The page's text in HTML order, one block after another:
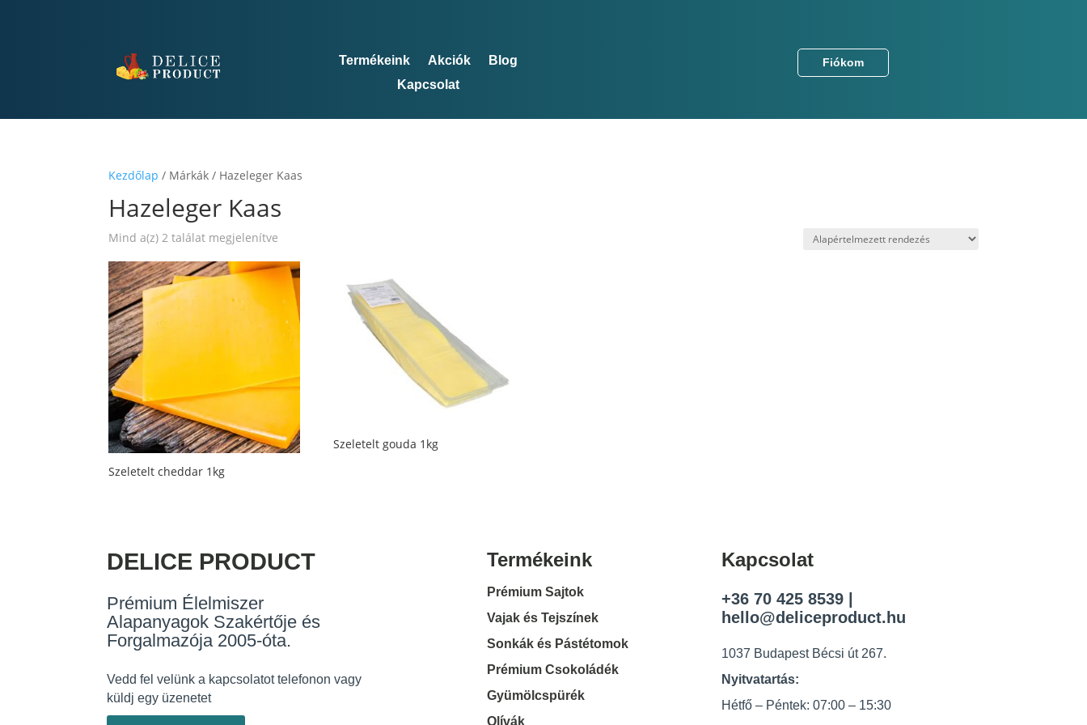
Termékeink Akciók
Blog
Kapcsolat
Fiókom
Kezdőlap / Márkák / Hazeleger Kaas
Hazeleger Kaas
Mind a(z) 2 találat megjelenítve
Szeletelt cheddar 1kg
Szeletelt gouda 1kg
DELICE PRODUCT
Prémium Élelmiszer
Alapanyagok Szakértője és
Forgalmazója 2005-óta.
Vedd fel velünk a kapcsolatot telefonon vagy
küldj egy üzenetet
Termékeink
Prémium Sajtok
Vajak és Tejszínek
Sonkák és Pástétomok
Prémium Csokoládék
Gyümölcspürék
Olívák
Kapcsolat
+36 70 425 8539|
hello@deliceproduct.hu
1037 Budapest Bécsi út 267.
Nyitvatartás:
Hétfő – Péntek: 07:00 – 15:30